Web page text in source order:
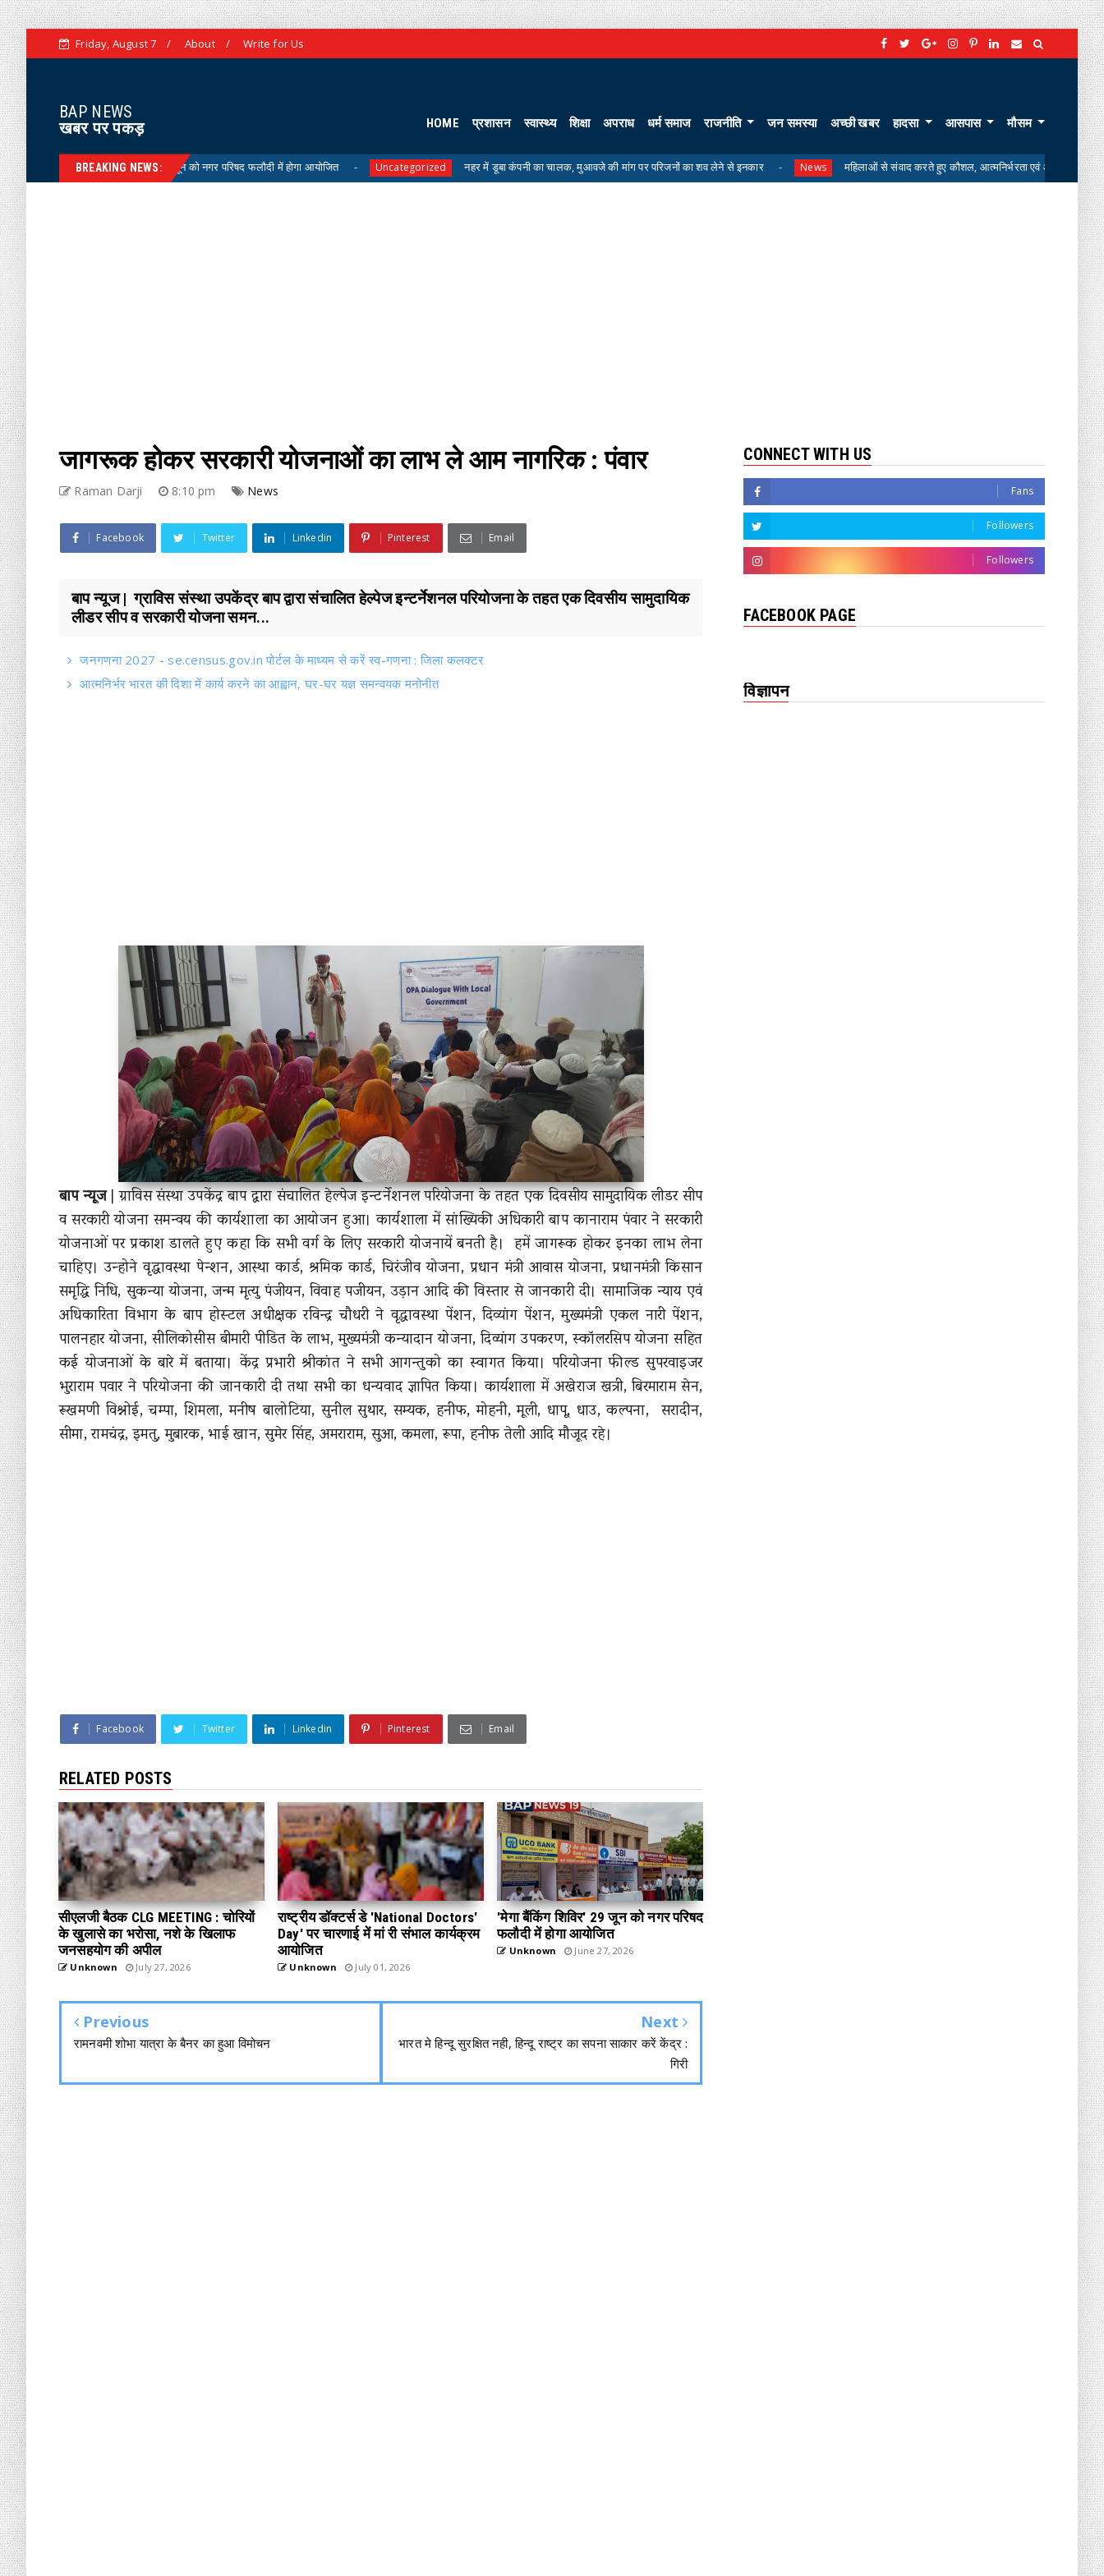
Friday, August 7 About Write for Us
BAP NEWS
खबर पर पकड़
HOME प्रशासन स्वास्थ्य शिक्षा अपराध धर्म समाज राजनीति जन समस्या अच्छी खबर हादसा आसपास मौसम
BREAKING NEWS:
'मेगा बैंकिंग शिविर' 29 जून को नगर परिषद फलौदी में होगा आयोजित Uncategorized नहर में डूबा कंपनी का चालक, मुआवजे की मांग पर परिजनों का शव लेने से इनकार News महिलाओं से संवाद करते हुए कौशल, आत्मनिर्भरता एवं आजीविका संवर्धन कार्यों की
जागरूक होकर सरकारी योजनाओं का लाभ ले आम नागरिक : पंवार
Raman Darji 8:10 pm News
Facebook Twitter Linkedin Pinterest Email
बाप न्यूज | ग्राविस संस्था उपकेंद्र बाप द्वारा संचालित हेल्पेज इन्टर्नेशनल परियोजना के तहत एक दिवसीय सामुदायिक
लीडर सीप व सरकारी योजना समन...
जनगणना 2027 - se.census.gov.in पोर्टल के माध्यम से करें स्व-गणना : जिला कलक्टर
आत्मनिर्भर भारत की दिशा में कार्य करने का आह्वान, घर-घर यज्ञ समन्वयक मनोनीत
बाप न्यूज|ग्राविस संस्था उपकेंद्र बाप द्वारा संचालित हेल्पेज इन्टर्नेशनल परियोजना के तहत एक दिवसीय सामुदायिक लीडर सीप
व सरकारी योजना समन्वय की कार्यशाला का आयोजन हुआ। कार्यशाला में सांख्यिकी अधिकारी बाप कानाराम पंवार ने सरकारी
योजनाओं पर प्रकाश डालते हुए कहा कि सभी वर्ग के लिए सरकारी योजनायें बनती है। हमें जागरूक होकर इनका लाभ लेना
चाहिए। उन्होने वृद्धावस्था पेन्शन, आस्था कार्ड, श्रमिक कार्ड, चिरंजीव योजना, प्रधान मंत्री आवास योजना, प्रधानमंत्री किसान
समृद्धि निधि, सुकन्या योजना, जन्म मृत्यु पंजीयन, विवाह पजीयन, उड़ान आदि की विस्तार से जानकारी दी। सामाजिक न्याय एवं
अधिकारिता विभाग के बाप होस्टल अधीक्षक रविन्द्र चौधरी ने वृद्धावस्था पेंशन, दिव्यांग पेंशन, मुख्यमंत्री एकल नारी पेंशन,
पालनहार योजना, सीलिकोसीस बीमारी पीडित के लाभ, मुख्यमंत्री कन्यादान योजना, दिव्यांग उपकरण, स्कॉलरसिप योजना सहित
कई योजनाओं के बारे में बताया। केंद्र प्रभारी श्रीकांत ने सभी आगन्तुको का स्वागत किया। परियोजना फील्ड सुपरवाइजर
भुराराम पवार ने परियोजना की जानकारी दी तथा सभी का धन्यवाद ज्ञापित किया। कार्यशाला में अखेराज खत्री, बिरमाराम सेन,
रूखमणी विश्नोई, चम्पा, शिमला, मनीष बालोटिया, सुनील सुथार, सम्यक, हनीफ, मोहनी, मूली, धापू, धाउ, कल्पना, सरादीन,
सीमा, रामचंद्र, इमतु, मुबारक, भाई खान, सुमेर सिंह, अमराराम, सुआ, कमला, रूपा, हनीफ तेली आदि मौजूद रहे।
Facebook Twitter Linkedin Pinterest Email
RELATED POSTS
सीएलजी बैठक CLG MEETING : चोरियों
के खुलासे का भरोसा, नशे के खिलाफ
जनसहयोग की अपील
Unknown July 27, 2026
राष्ट्रीय डॉक्टर्स डे 'National Doctors'
Day' पर चारणाई में मां री संभाल कार्यक्रम
आयोजित
Unknown July 01, 2026
'मेगा बैंकिंग शिविर' 29 जून को नगर परिषद
फलौदी में होगा आयोजित
Unknown June 27, 2026
Previous
रामनवमी शोभा यात्रा के बैनर का हुआ विमोचन
Next
भारत मे हिन्दू सुरक्षित नही, हिन्दू राष्ट्र का सपना साकार करें केंद्र :
गिरी
CONNECT WITH US
Fans
Followers
Followers
FACEBOOK PAGE
विज्ञापन